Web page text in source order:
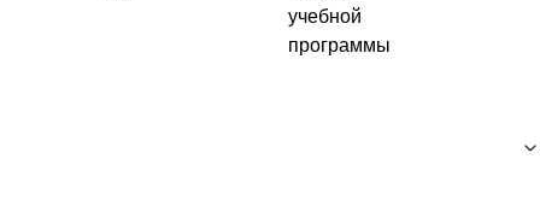
Посмотретьучебной
программы